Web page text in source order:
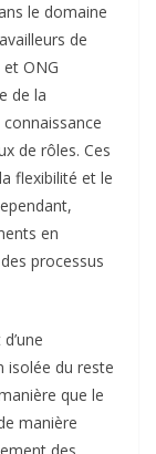
le domaine
de
ONG
de la
de rôles. Ces
flexibilité et le
en
processus
isolée du reste
que le
manière